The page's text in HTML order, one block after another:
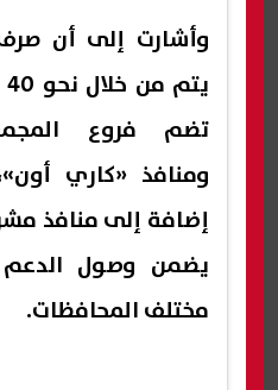
وأشارت إلى أن
تضم فروع
ومنافذ «كاري
إضافة إلى منافذ
يضمن وصول
مختلف المحافظات.